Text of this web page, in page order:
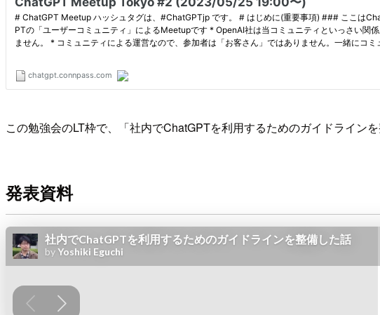
この勉強会のLT枠で、「社内でChatGPTを利用するためのガイドライン
発表資料